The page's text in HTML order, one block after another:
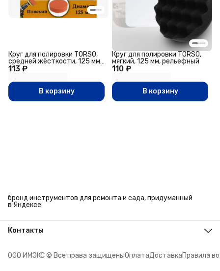
113 ₽
Круг для полировки TORSO,
средней жёсткости, 125 мм,
плоский
В корзину
110 ₽
Круг для полировки TORSO,
мягкий, 125 мм, рельефный
В корзину
бренд инструментов для ремонта и сада, придуманный
в Яндексе
Контакты
Телефон
ООО ИМЭКС © Все права защищеныОплатаДоставкаПравила